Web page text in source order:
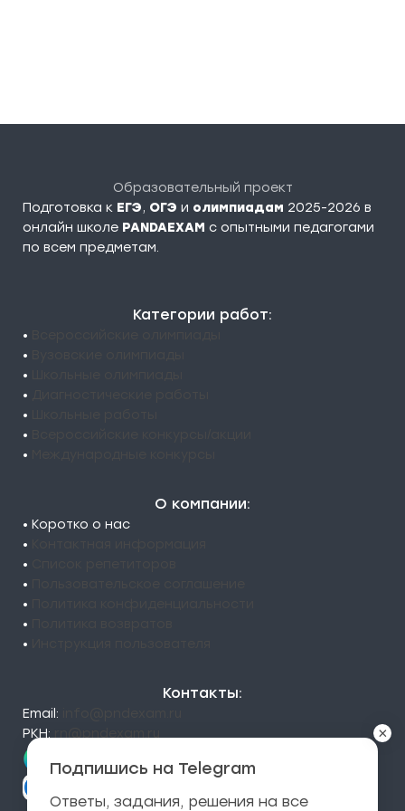
Образовательный проект
Подготовка к ЕГЭ, ОГЭ и олимпиадам 2025-2026 в
онлайн школе PANDAEXAM c опытными педагогами
по всем предметам.
Категории работ:
•
•
•
•
•
•
•
О компании:
• Коротко о нас
•
•
•
•
•
•
Контакты:
Email:
РКН:
Подпишись на Telegram
Ответы, задания, решения на все
×